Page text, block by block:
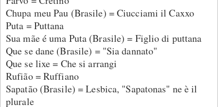
Chupa meu Pau (Brasile) = Ciucciami il Caxxo
Puta = Puttana
Sua mãe é uma Puta (Brasile) = Figlio di puttana
Que se dane (Brasile) = "Sia dannato"
Que se lixe = Che si arrangi
Rufião = Ruffiano
Sapatão (Brasile) = Lesbica, "Sapatonas" ne è il
plurale